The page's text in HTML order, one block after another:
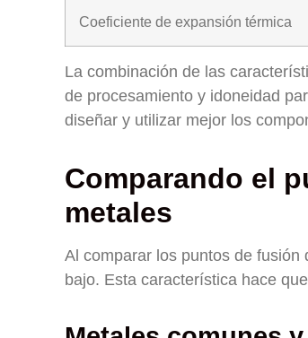
Coeficiente de expansión térmica
La combinación de las
de procesamiento y idoneidad
diseñar y utilizar mejor los
Comparando el
metales
Al comparar los puntos de
bajo. Esta característica hace